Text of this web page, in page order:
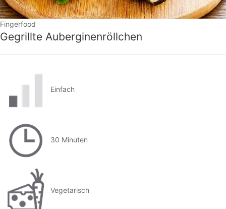
Fingerfood
Gegrillte Auberginenröllchen
Einfach
30 Minuten
Vegetarisch